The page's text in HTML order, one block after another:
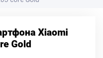
Xiaomi
Gold